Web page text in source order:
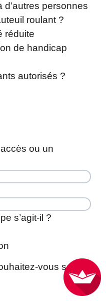
d’autres personnes
roulant ?
réduite
de handicap
autorisés ?
ou un
s’agit-il ?
vous saisir